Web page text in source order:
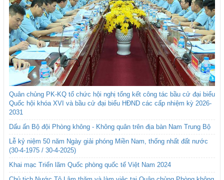
Quân chủng PK-KQ tổ chức hội nghị tổng kết công tác bầu cử đại biểu
Quốc hội khóa XVI và bầu cử đại biểu HĐND các cấp nhiệm kỳ 2026-
2031
Dấu ấn Bộ đội Phòng không - Không quân trên địa bàn Nam Trung Bộ
Lễ kỷ niệm 50 năm Ngày giải phóng Miền Nam, thống nhất đất nước
(30-4-1975 / 30-4-2025)
Khai mạc Triển lãm Quốc phòng quốc tế Việt Nam 2024